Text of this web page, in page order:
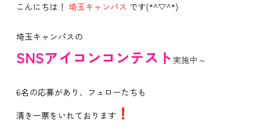
こんにちは！ 埼玉キャンパス です(*^▽^*)
埼玉キャンパスの
SNSアイコンコンテスト 実施中～
6名の応募があり、フェローたちも
清き一票をいれております ！